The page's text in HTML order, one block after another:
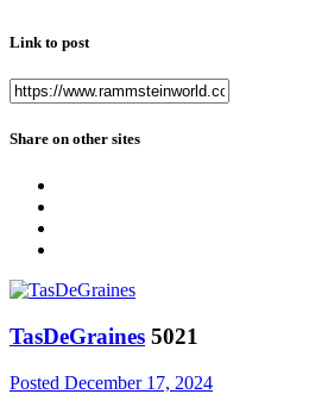
Link to post
Share on other sites
TasDeGraines 5021
Posted December 17, 2024